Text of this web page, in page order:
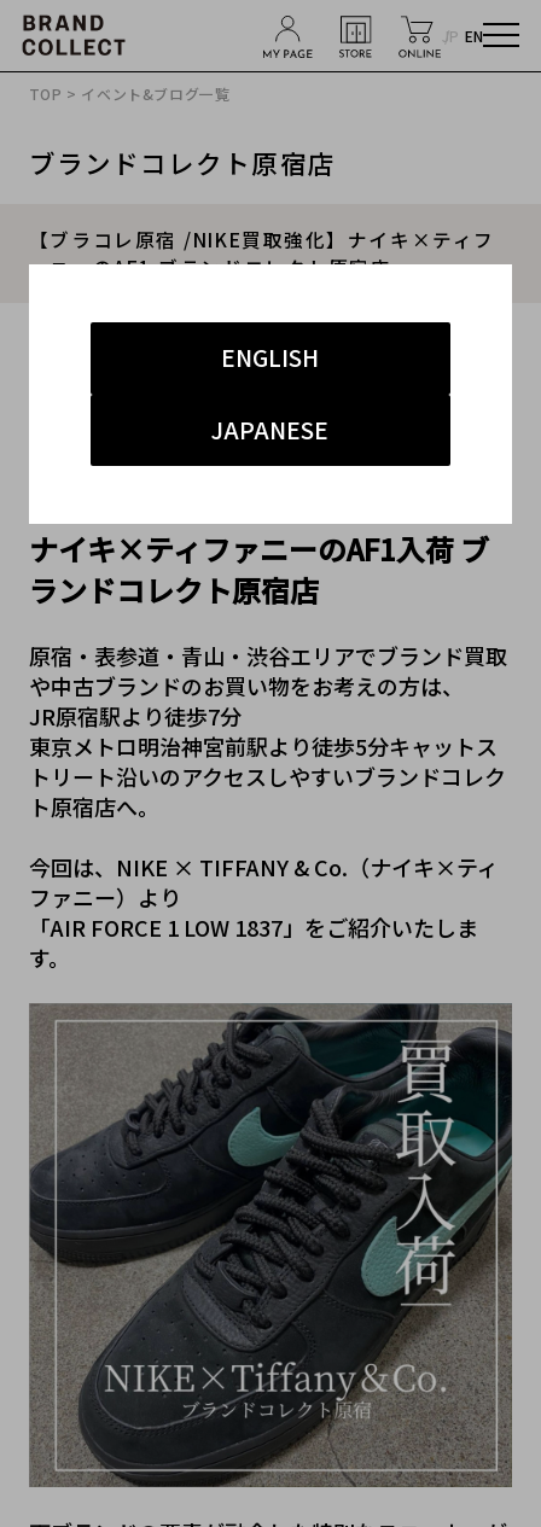
JP EN
ENGLISH
JAPANESE
TOP > イベント&ブログ一覧
ブランドコレクト原宿店
【ブラコレ原宿 /NIKE買取強化】ナイキ×ティフ
ァニーのAF1 ブランドコレクト原宿店
#ナイキ
ナイキ×ティファニーのAF1入荷 ブ
ランドコレクト原宿店
原宿・表参道・青山・渋谷エリアでブランド買取
や中古ブランドのお買い物をお考えの方は、
JR原宿駅より徒歩7分
東京メトロ明治神宮前駅より徒歩5分キャットス
トリート沿いのアクセスしやすいブランドコレク
ト原宿店へ。
今回は、NIKE × TIFFANY & Co.（ナイキ×ティ
ファニー）より
「AIR FORCE 1 LOW 1837」をご紹介いたしま
す。